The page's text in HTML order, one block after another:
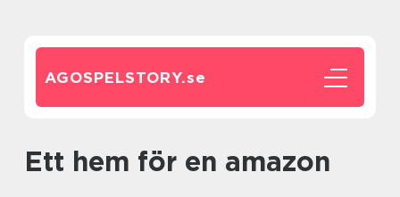
AGOSPELSTORY.se
Ett hem för en amazon